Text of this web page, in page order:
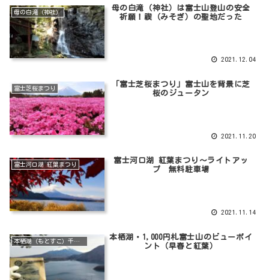
母の白滝（神社）
母の白滝（神社）は富士山登山の安全
祈願！禊（みそぎ）の聖地だった
2021.12.04
富士芝桜まつり
「富士芝桜まつり」富士山を背景に芝
桜のジュータン
2021.11.20
富士河口湖 紅葉まつり
富士河口湖 紅葉まつり～ライトアッ
プ 無料駐車場
2021.11.14
本栖湖（もとすこ）千円札富士山のビューポイント
本栖湖・1,000円札富士山のビューポイ
ント（早春と紅葉）